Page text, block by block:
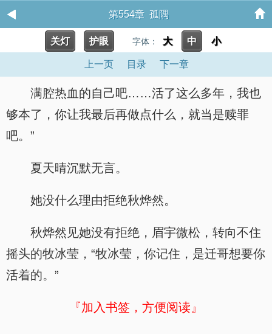
第554章 孤隅
关灯 护眼 字体： 大 中 小
上一页 目录 下一章
满腔热血的自己吧……活了这么多年，我也
够本了，你让我最后再做点什么，就当是赎罪
吧。”
夏天晴沉默无言。
她没什么理由拒绝秋烨然。
秋烨然见她没有拒绝，眉宇微松，转向不住
摇头的牧冰莹，“牧冰莹，你记住，是迁哥想要你
活着的。”
『加入书签，方便阅读』